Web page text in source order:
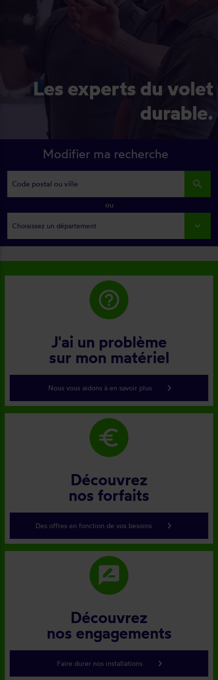
Les experts du volet
durable.
Modifier ma recherche
search
ou
Choisissez un département
help_outline
J'ai un problème
sur mon matériel
Nous vous aidons à en savoir plus keyboard_arrow_right
euro
Découvrez
nos forfaits
Des offres en fonction de vos besoins keyboard_arrow_right
rate_review
Découvrez
nos engagements
Faire durer nos installations keyboard_arrow_right